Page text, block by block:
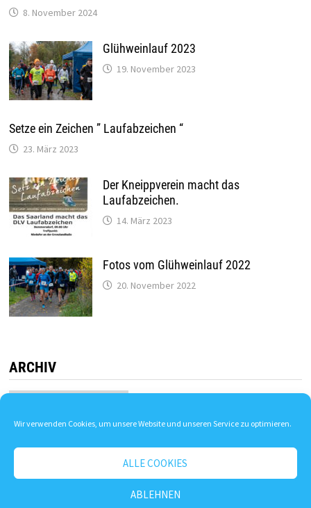
Wir verwenden Cookies, um unsere Website und unseren Service zu optimieren.
ALLE COOKIES
ABLEHNEN
8. November 2024
Glühweinlauf 2023
19. November 2023
Setze ein Zeichen ” Laufabzeichen “
23. März 2023
Der Kneippverein macht das
Laufabzeichen.
14. März 2023
Fotos vom Glühweinlauf 2022
20. November 2022
ARCHIV
KV Niedtal-Saargau e.V. | Stolz präsentiert von